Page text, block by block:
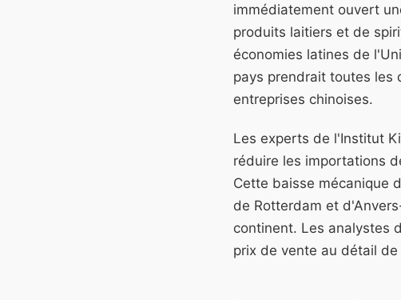
immédiatement ouvert
produits laitiers et de
économies latines de
pays prendrait toutes les
entreprises chinoises.
Les experts de l'Institut
réduire les importations
Cette baisse mécanique
de Rotterdam et
continent. Les analystes
prix de vente au détail